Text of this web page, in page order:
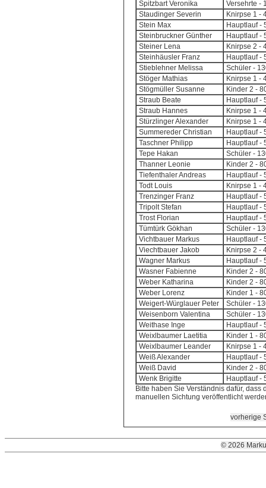
Spitzbart Veronika
Versehrte -
Staudinger Severin
Knirpse 1 -
Stein Max
Hauptlauf -
Steinbruckner Günther
Hauptlauf -
Steiner Lena
Knirpse 2 -
Steinhäusler Franz
Hauptlauf -
Stieblehner Melissa
Schüler -
Stöger Mathias
Knirpse 1 -
Stögmüller Susanne
Kinder 2 -
Straub Beate
Hauptlauf -
Straub Hannes
Knirpse 1 -
Stürzlinger Alexander
Knirpse 1 -
Summereder Christian
Hauptlauf -
Taschner Philipp
Hauptlauf -
Tepe Hakan
Schüler -
Thanner Leonie
Kinder 2 -
Tiefenthaler Andreas
Hauptlauf -
Todt Louis
Knirpse 1 -
Trenzinger Franz
Hauptlauf -
Tripolt Stefan
Hauptlauf -
Trost Florian
Hauptlauf -
Tümtürk Gökhan
Schüler -
Vichtbauer Markus
Hauptlauf -
Viechtbauer Jakob
Knirpse 2 -
Wagner Markus
Hauptlauf -
Wasner Fabienne
Kinder 2 -
Weber Katharina
Kinder 2 -
Weber Lorenz
Kinder 1 -
Weigert-Würglauer Peter
Schüler -
Weisenborn Valentina
Schüler -
Weithase Inge
Hauptlauf -
Weixlbaumer Laetitia
Kinder 1 -
Weixlbaumer Leander
Knirpse 1 -
Weiß Alexander
Hauptlauf -
Weiß David
Kinder 2 -
Wenk Brigitte
Hauptlauf -
Bitte haben Sie Verständnis dafür, dass
manuellen Sichtung veröffentlicht
vorherige
© 2026